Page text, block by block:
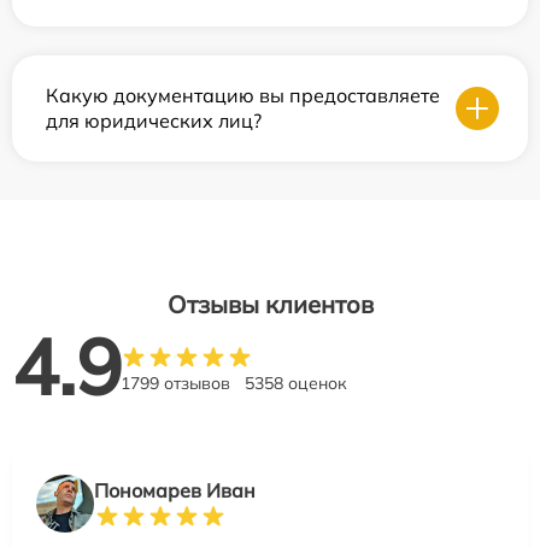
Какую документацию вы предоставляете
для юридических лиц?
Отзывы клиентов
4.91799 отзывов 5358 оценок
Пономарев Иван